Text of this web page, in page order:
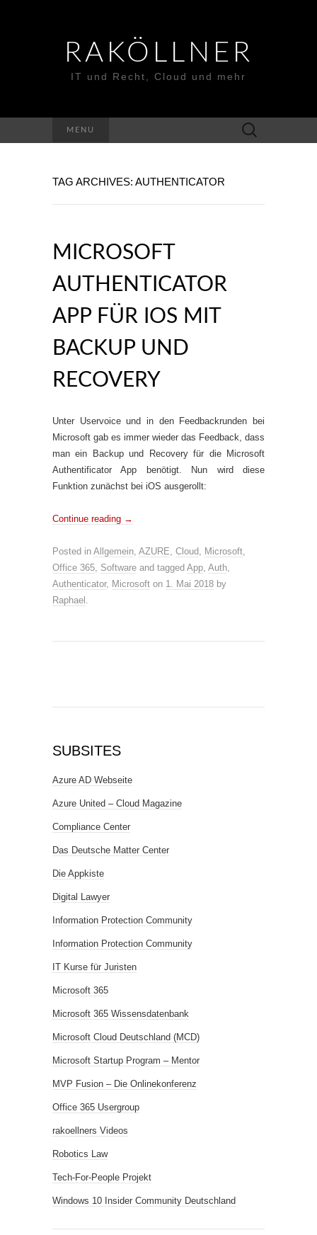
RAKÖLLNER
IT und Recht, Cloud und mehr
MENU
Suchen
nach:
TAG ARCHIVES: AUTHENTICATOR
MICROSOFT
AUTHENTICATOR
APP FÜR IOS MIT
BACKUP UND
RECOVERY
Unter Uservoice und in den Feedbackrunden bei
Microsoft gab es immer wieder das Feedback, dass
man ein Backup und Recovery für die Microsoft
Authentificator App benötigt. Nun wird diese
Funktion zunächst bei iOS ausgerollt:
Continue reading →
Posted in Allgemein, AZURE, Cloud, Microsoft,
Office 365, Software and tagged App, Auth,
Authenticator, Microsoft on 1. Mai 2018 by
Raphael .
SUBSITES
Azure AD Webseite
Azure United – Cloud Magazine
Compliance Center
Das Deutsche Matter Center
Die Appkiste
Digital Lawyer
Information Protection Community
Information Protection Community
IT Kurse für Juristen
Microsoft 365
Microsoft 365 Wissensdatenbank
Microsoft Cloud Deutschland (MCD)
Microsoft Startup Program – Mentor
MVP Fusion – Die Onlinekonferenz
Office 365 Usergroup
rakoellners Videos
Robotics Law
Tech-For-People Projekt
Windows 10 Insider Community Deutschland